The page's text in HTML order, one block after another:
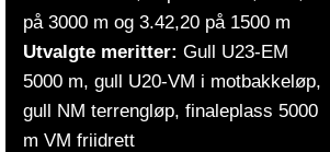
på 3000 m og 3.42,20 på 1500 m
Utvalgte meritter: Gull U23-EM
5000 m, gull U20-VM i motbakkeløp,
gull NM terrengløp, finaleplass 5000
m VM friidrett